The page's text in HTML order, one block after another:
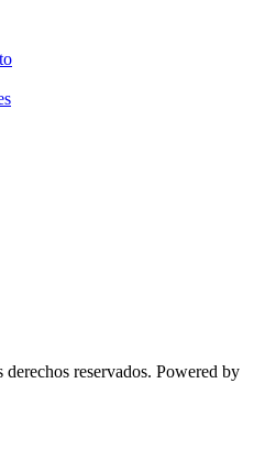
reservados. Powered by